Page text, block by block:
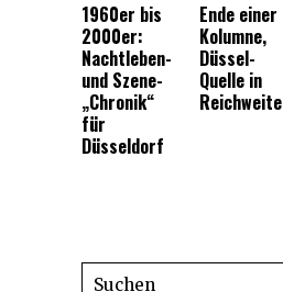
1960er bis
2000er:
Nachtleben-
und Szene-
„Chronik“
für
Düsseldorf
Ende einer
Kolumne,
Düssel-
Quelle in
Reichweite